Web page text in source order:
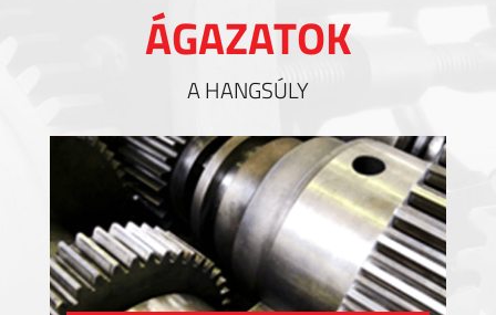
Kitöltések és hőkezelés
Szigetelés
MUTASS TÖBBET
ÁGAZATOK
A HANGSÚLY